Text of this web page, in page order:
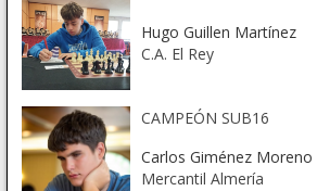
Hugo Guillen Martínez
C.A. El Rey
CAMPEÓN SUB16
Carlos Giménez Moreno
Mercantil Almería